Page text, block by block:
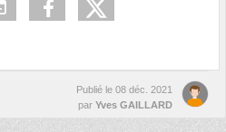
Publié le 08 déc. 2021
par Yves GAILLARD